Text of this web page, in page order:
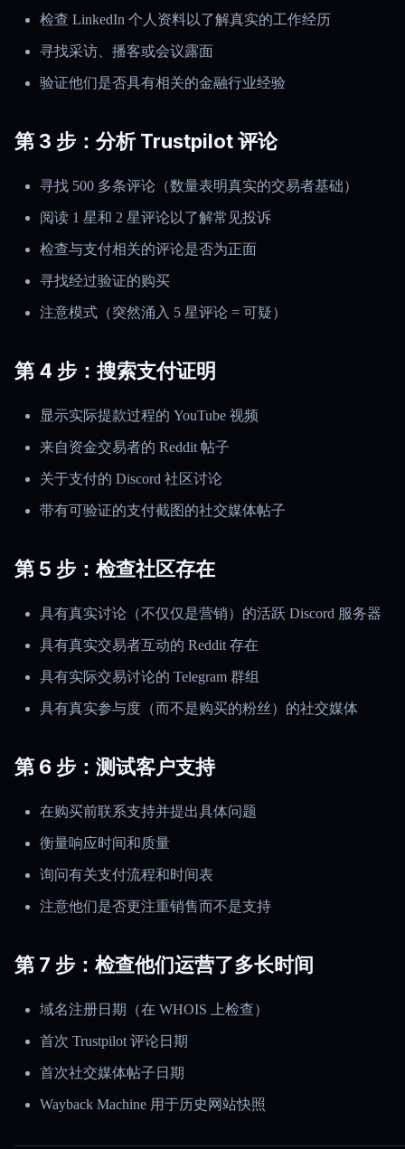
检查 LinkedIn 个人资料以了解真实的工作经历
寻找采访、播客或会议露面
验证他们是否具有相关的金融行业经验
第 3 步：分析 Trustpilot 评论
寻找 500 多条评论（数量表明真实的交易者基础）
阅读 1 星和 2 星评论以了解常见投诉
检查与支付相关的评论是否为正面
寻找经过验证的购买
注意模式（突然涌入 5 星评论 = 可疑）
第 4 步：搜索支付证明
显示实际提款过程的 YouTube 视频
来自资金交易者的 Reddit 帖子
关于支付的 Discord 社区讨论
带有可验证的支付截图的社交媒体帖子
第 5 步：检查社区存在
具有真实讨论（不仅仅是营销）的活跃 Discord 服务器
具有真实交易者互动的 Reddit 存在
具有实际交易讨论的 Telegram 群组
具有真实参与度（而不是购买的粉丝）的社交媒体
第 6 步：测试客户支持
在购买前联系支持并提出具体问题
衡量响应时间和质量
询问有关支付流程和时间表
注意他们是否更注重销售而不是支持
第 7 步：检查他们运营了多长时间
域名注册日期（在 WHOIS 上检查）
首次 Trustpilot 评论日期
首次社交媒体帖子日期
Wayback Machine 用于历史网站快照